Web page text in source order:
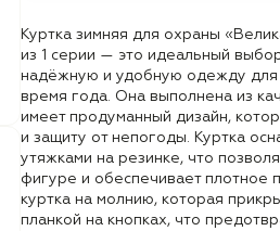
Куртка зимняя для охраны
из 1 серии — это идеальный
надёжную и удобную одежду
время года. Она выполнена из
имеет продуманный дизайн,
и защиту от непогоды. Куртка
утяжками на резинке, что
фигуре и обеспечивает плотное
куртка на молнию, которая
планкой на кнопках, что